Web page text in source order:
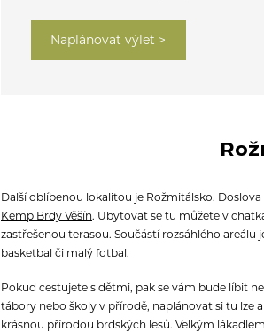
Naplánovat výlet >
Další oblíbenou lokalitou je Rožmitálsko.
Kemp Brdy Věšín. Ubytovat se tu můžete v
zastřešenou terasou. Součástí rozsáhlého areálu
basketbal či malý fotbal.
Pokud cestujete s dětmi, pak se vám bude líbit
tábory nebo školy v přírodě, naplánovat si tu lze
krásnou přírodou brdských lesů. Velkým